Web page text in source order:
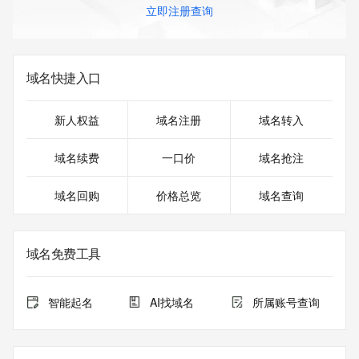
立即注册查询
域名快捷入口
新人权益 域名注册 域名转入
域名续费 一口价 域名抢注
域名回购 价格总览 域名查询
域名免费工具
智能起名 AI找域名 所属账号查询